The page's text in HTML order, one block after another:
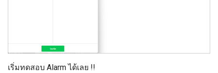
เริ่มทดสอบ Alarm ได้เลย !!